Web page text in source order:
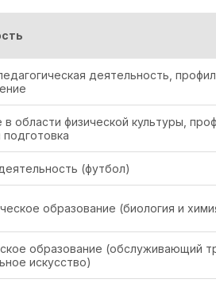
деятельность,
области физической культуры,
(футбол)
образование (биология и
образование (обслуживающий
искусство)